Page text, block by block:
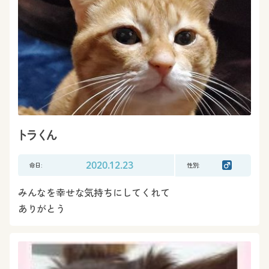
トラくん
命日: 2020.12.23 性別:
みんなを幸せな気持ちにしてくれて
ありがとう